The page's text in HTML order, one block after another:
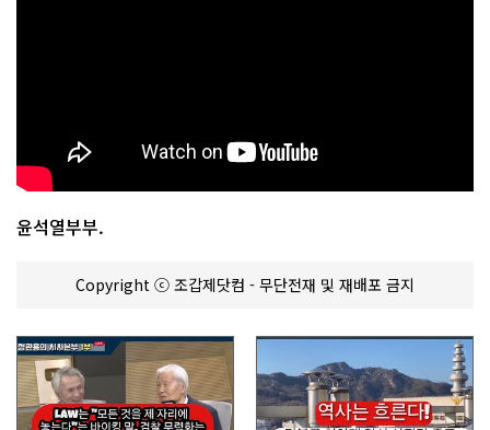
윤석열부부.
Copyright ⓒ 조갑제닷컴 - 무단전재 및 재배포 금지